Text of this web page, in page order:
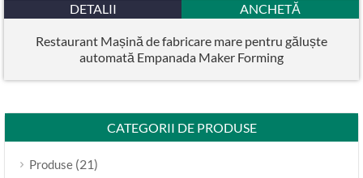
DETALII ANCHETĂ
Restaurant Mașină de fabricare mare pentru găluște
automată Empanada Maker Forming
CATEGORII DE PRODUSE
Produse (21)